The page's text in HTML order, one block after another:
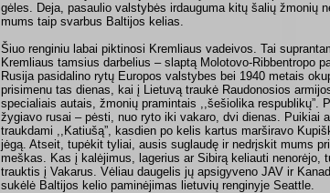
gėles. Deja, pasaulio valstybės irdauguma kitų šalių žmonių
mums taip svarbus Baltijos kelias.
Šiuo renginiu labai piktinosi Kremliaus vadeivos. Tai
Kremliaus tamsius darbelius – slaptą Molotovo-Ribbentropo
Rusija pasidalino rytų Europos valstybes bei 1940 metais
prisimenu tas dienas, kai į Lietuvą traukė Raudonosios
specialiais autais, žmonių pramintais ,,šešiolika respublikų”.
žygiavo rusai – pėsti, nuo ryto iki vakaro, dvi dienas. Puikiai
traukdami ,,Katiušą”, kasdien po kelis kartus marširavo
jėgą. Atseit, tupėkit tyliai, ausis suglaudę ir nedrįskit mums
meškas. Kas į kalėjimus, lagerius ar Sibirą keliauti nenorėjo,
trauktis į Vakarus. Vėliau daugelis jų apsigyveno JAV ir
sukėlė Baltijos kelio paminėjimas lietuvių renginyje Seattle.